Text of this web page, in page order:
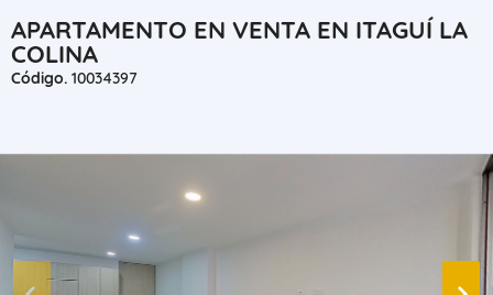
APARTAMENTO EN VENTA EN ITAGUÍ LA
COLINA
Código. 10034397